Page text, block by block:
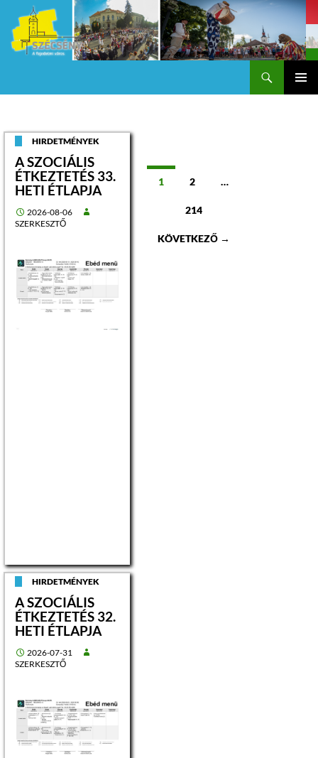
HIRDETMÉNYEK
A SZOCIÁLIS
ÉTKEZTETÉS 33.
HETI ÉTLAPJA
2026-08-06
SZERKESZTŐ
HIRDETMÉNYEK
A SZOCIÁLIS
ÉTKEZTETÉS 32.
HETI ÉTLAPJA
2026-07-31
SZERKESZTŐ
Bejegyzések
navigációja
1 2 …
214
KÖVETKEZŐ →